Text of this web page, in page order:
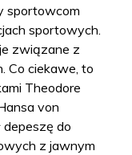
sportowcom
sportowych.
związane z
Co ciekawe, to
Theodore
von
depeszę do
z jawnym